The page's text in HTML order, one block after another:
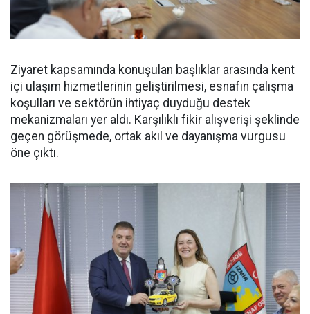
Ziyaret kapsamında konuşulan başlıklar arasında kent
içi ulaşım hizmetlerinin geliştirilmesi, esnafın çalışma
koşulları ve sektörün ihtiyaç duyduğu destek
mekanizmaları yer aldı. Karşılıklı fikir alışverişi şeklinde
geçen görüşmede, ortak akıl ve dayanışma vurgusu
öne çıktı.